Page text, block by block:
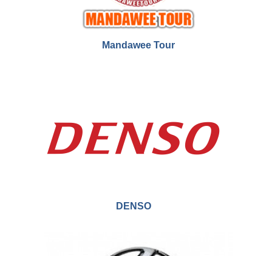
Mandawee Tour
DENSO